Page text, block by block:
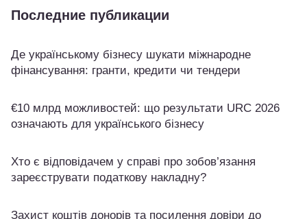
Последние публикации
Де українському бізнесу шукати міжнародне
фінансування: гранти, кредити чи тендери
€10 млрд можливостей: що результати URC 2026
означають для українського бізнесу
Хто є відповідачем у справі про зобов’язання
зареєструвати податкову накладну?
Захист коштів донорів та посилення довіри до